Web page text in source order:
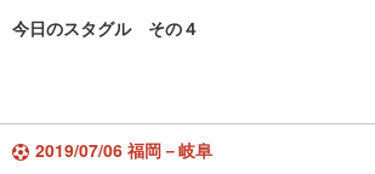
今日のスタグル その４
2019/07/06 福岡－岐阜